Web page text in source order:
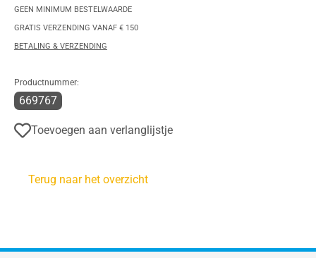
GEEN MINIMUM BESTELWAARDE
GRATIS VERZENDING VANAF € 150
BETALING & VERZENDING
Productnummer:
669767
Toevoegen aan verlanglijstje
Terug naar het overzicht